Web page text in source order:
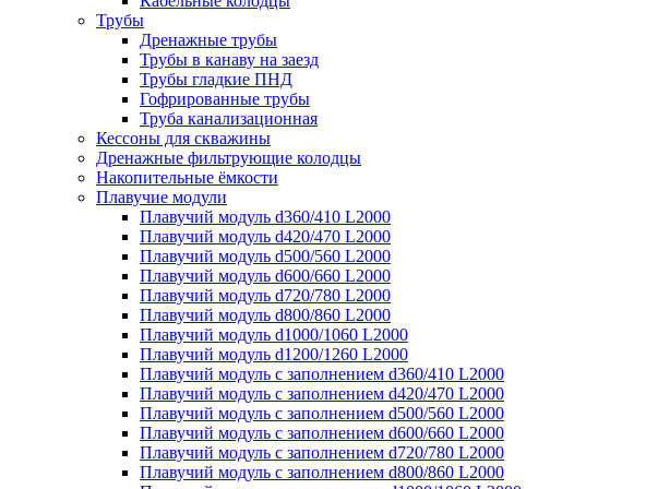
Трубы
Дренажные трубы
Трубы в канаву на заезд
Трубы гладкие ПНД
Гофрированные трубы
Труба канализационная
Кессоны для скважины
Дренажные фильтрующие колодцы
Накопительные ёмкости
Плавучие модули
Плавучий модуль d360/410 L2000
Плавучий модуль d420/470 L2000
Плавучий модуль d500/560 L2000
Плавучий модуль d600/660 L2000
Плавучий модуль d720/780 L2000
Плавучий модуль d800/860 L2000
Плавучий модуль d1000/1060 L2000
Плавучий модуль d1200/1260 L2000
Плавучий модуль с заполнением d360/410 L2000
Плавучий модуль с заполнением d420/470 L2000
Плавучий модуль с заполнением d500/560 L2000
Плавучий модуль с заполнением d600/660 L2000
Плавучий модуль с заполнением d720/780 L2000
Плавучий модуль с заполнением d800/860 L2000